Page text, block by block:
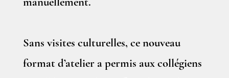
manuellement.
Sans visites culturelles, ce nouveau
format d’atelier a permis aux collégiens